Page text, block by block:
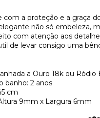
com a proteção e a graça
não só embeleza,
com atenção aos
de levar consigo uma
a Ouro 18k ou Ródio
banho: 2 anos
cm
9mm x Largura 6mm